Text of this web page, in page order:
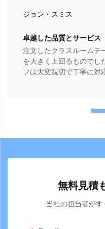
ジョン・スミス
卓越した品質とサービス
注文したクラスルームテ
を大きく上回るものでし
フは大変親切で丁寧に対
無料見積
当社の担当者がす